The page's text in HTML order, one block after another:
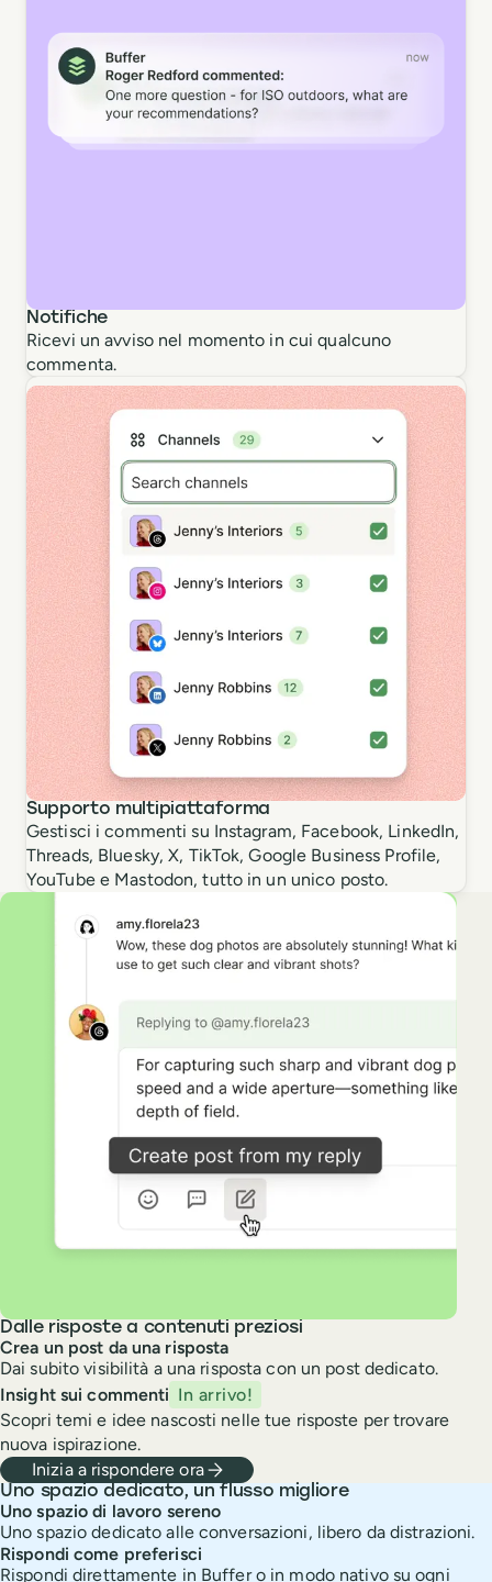
Notifiche
Ricevi un avviso nel momento in cui qualcuno
commenta.
Supporto multipiattaforma
Gestisci i commenti su Instagram, Facebook, LinkedIn,
Threads, Bluesky, X, TikTok, Google Business Profile,
YouTube e Mastodon, tutto in un unico posto.
Dalle risposte a contenuti preziosi
Crea un post da una risposta
Dai subito visibilità a una risposta con un post dedicato.
Insight sui commenti In arrivo!
Scopri temi e idee nascosti nelle tue risposte per trovare
nuova ispirazione.
Inizia a rispondere ora
Uno spazio dedicato, un flusso migliore
Uno spazio di lavoro sereno
Uno spazio dedicato alle conversazioni, libero da distrazioni.
Rispondi come preferisci
Rispondi direttamente in Buffer o in modo nativo su ogni